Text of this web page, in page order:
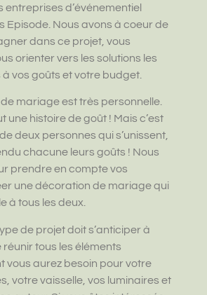
entreprises d’événementiel
Episode. Nous avons à coeur de
dans ce projet, vous
orienter vers les solutions les
vos goûts et votre budget.
mariage est très personnelle.
une histoire de goût ! Mais c’est
deux personnes qui s’unissent,
chacune leurs goûts ! Nous
prendre en compte vos
une décoration de mariage qui
à tous les deux.
de projet doit s’anticiper à
tous les éléments
vous aurez besoin pour votre
votre vaisselle, vos luminaires et